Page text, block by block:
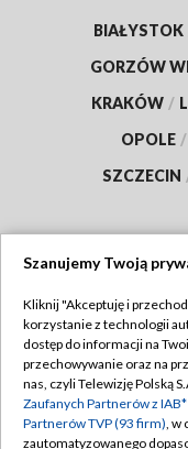
BIAŁYSTOK
GORZÓW
KRAKÓW /
OPOLE /
SZCZECIN
Abonament TVP
Emisja w TVP
Centrum informacji
Szanujemy Twoją
Kliknij "Akceptuję i
korzystanie z technologii
dostęp do informacji na
przechowywanie oraz na
nas, czyli Telewizję Polską
Zaufanych Partnerów z
Partnerów TVP (93 firm), w
zautomatyzowanego